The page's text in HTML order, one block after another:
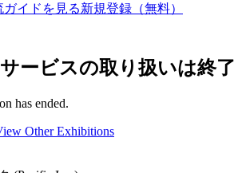
ガイドを見る新規登録（無料）
ービスの取り扱いは終
has ended.
Other Exhibitions